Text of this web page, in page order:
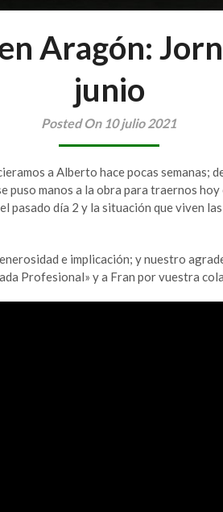
Aragón:
junio
Posted On 10 julio 2021
a Alberto hace pocas semanas;
puso manos a la obra para traernos
pasado día 2 y la situación que viven
e implicación; y nuestro
Profesional» y a Fran por vuestra